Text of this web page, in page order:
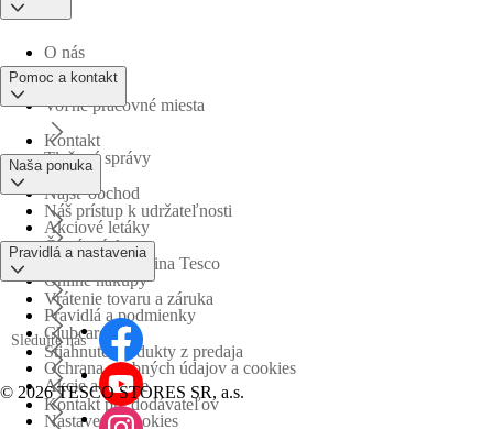
O nás
Voľné pracovné miesta
Tlačové správy
Náš prístup k udržateľnosti
Obchodná skupina Tesco
Pomoc a kontakt
Kontakt
Nájsť obchod
Časté otázky
Vrátenie tovaru a záruka
Stiahnuté produkty z predaja
Kontakt pre dodávateľov
Naša ponuka
Akciové letáky
Online nákupy
Clubcard
Akcie a súťaže
Pravidlá a nastavenia
Pravidlá a podmienky
Ochrana osobných údajov a cookies
Nastavenia cookies
Sledujte nás
© 2026 TESCO STORES SR, a.s.